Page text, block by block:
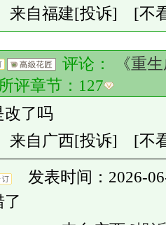
来自福建[投诉] [不
评论：
《重
评章节： 127
改了吗
来自广西[投诉] [不
发表时间：2026-